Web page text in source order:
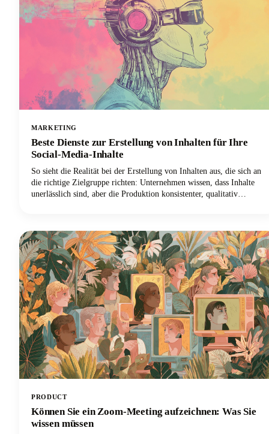
MARKETING
Beste Dienste zur Erstellung von Inhalten für Ihre
Social-Media-Inhalte
So sieht die Realität bei der Erstellung von Inhalten aus, die sich an
die richtige Zielgruppe richten: Unternehmen wissen, dass Inhalte
unerlässlich sind, aber die Produktion konsistenter, qualitativ
PRODUCT
Können Sie ein Zoom-Meeting aufzeichnen: Was Sie
wissen müssen